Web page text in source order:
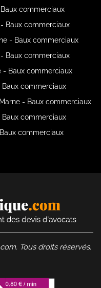
commerciaux
Baux commerciaux
- Baux commerciaux
Baux commerciaux
- Baux commerciaux
commerciaux
- Baux commerciaux
commerciaux
commerciaux
Tous droits réservés.